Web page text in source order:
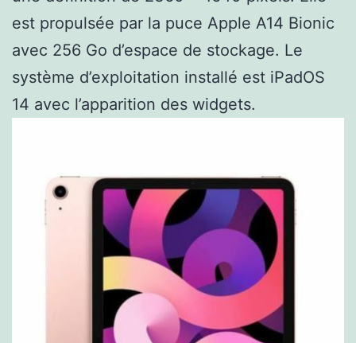
est propulsée par la puce Apple A14 Bionic
avec 256 Go d’espace de stockage. Le
système d’exploitation installé est iPadOS
14 avec l’apparition des widgets.